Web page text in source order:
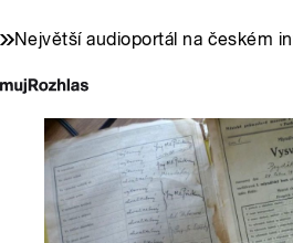
Největší audioportál na českém